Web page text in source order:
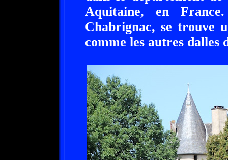
Aquitaine, en
Chabrignac, se trouve
comme les autres dalles